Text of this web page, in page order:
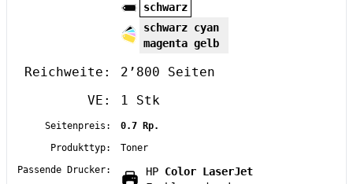
schwarz
schwarz cyan
magenta gelb
Reichweite:
2’800 Seiten
VE:
1 Stk
Seitenpreis:
0.7 Rp.
Produkttyp:
Toner
Passende Drucker:
HP Color LaserJet